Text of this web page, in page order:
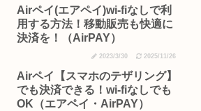
Airペイ(エアペイ)wi-fiなしで利
用する方法！移動販売も快適に
決済を！（AirPAY）
2023/3/30 2025/11/26
Airペイ【スマホのテザリング】
でも決済できる！wi-fiなしでも
OK（エアペイ・AirPAY）